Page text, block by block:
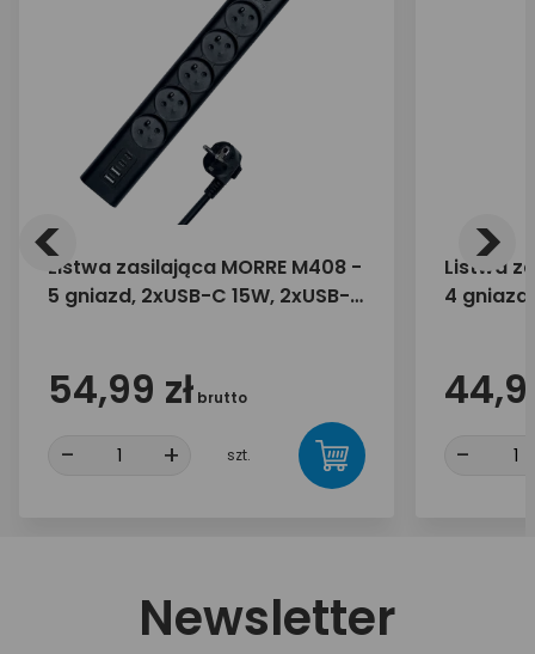
Listwa zasilająca MORRE M408 -
5 gniazd, 2xUSB-C 15W, 2xUSB-A
54,99 zł brutto
- + szt.
Listwa
4
-
< >
Newsletter